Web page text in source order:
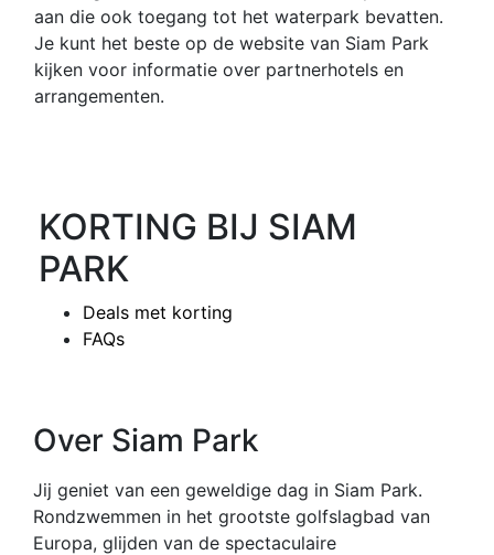
KORTING BIJ SIAM
PARK
Deals met korting
FAQs
aan die ook toegang tot het waterpark bevatten.
Je kunt het beste op de website van Siam Park
kijken voor informatie over partnerhotels en
arrangementen.
Over Siam Park
Jij geniet van een geweldige dag in Siam Park.
Rondzwemmen in het grootste golfslagbad van
Europa, glijden van de spectaculaire